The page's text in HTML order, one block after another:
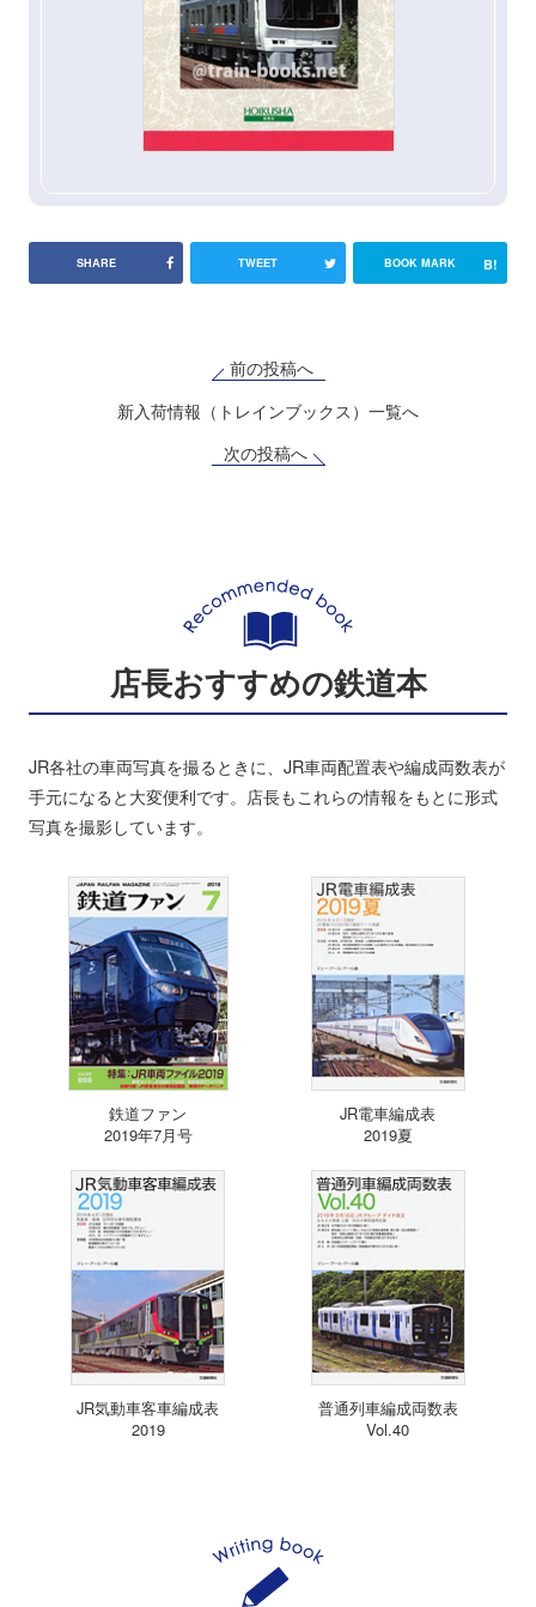
SHARE TWEET BOOK MARK B!
前の投稿へ
新入荷情報（トレインブックス）一覧へ
次の投稿へ
店長おすすめの鉄道本
JR各社の車両写真を撮るときに、JR車両配置表や編成両数表が
手元になると大変便利です。店長もこれらの情報をもとに形式
写真を撮影しています。
鉄道ファン
2019年7月号
JR電車編成表
2019夏
JR気動車客車編成表
2019
普通列車編成両数表
Vol.40